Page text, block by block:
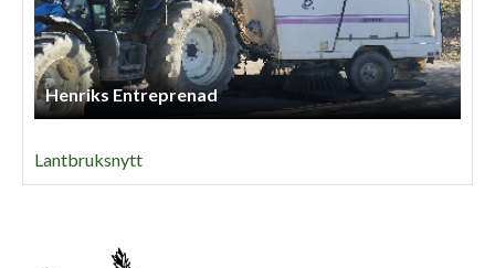
Henriks Entreprenad
Lantbruksnytt